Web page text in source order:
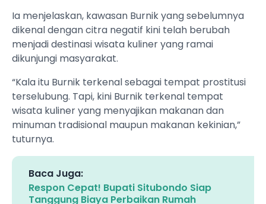
Ia menjelaskan, kawasan Burnik yang sebelumnya
dikenal dengan citra negatif kini telah berubah
menjadi destinasi wisata kuliner yang ramai
dikunjungi masyarakat.
“Kala itu Burnik terkenal sebagai tempat prostitusi
terselubung. Tapi, kini Burnik terkenal tempat
wisata kuliner yang menyajikan makanan dan
minuman tradisional maupun makanan kekinian,”
tuturnya.
Baca Juga:
Respon Cepat! Bupati Situbondo Siap
Tanggung Biaya Perbaikan Rumah